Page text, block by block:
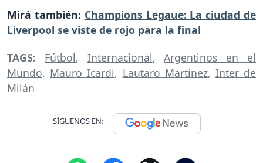
Mirá también: Champions Legaue: La ciudad de
Liverpool se viste de rojo para la final
TAGS: Fútbol, Internacional,Argentinos en el
Mundo, Mauro Icardi, Lautaro Martínez, Inter de
Milán
SÍGUENOS EN: